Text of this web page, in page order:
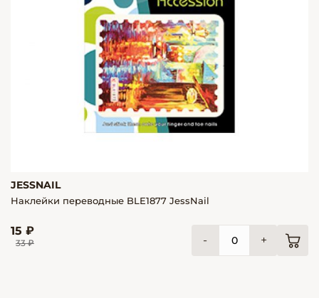
JESSNAIL
Наклейки переводные BLE1877 JessNail
15 ₽
33 ₽ - +